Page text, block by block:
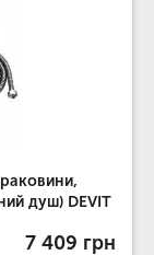
душ) DEVIT
7 409 грн